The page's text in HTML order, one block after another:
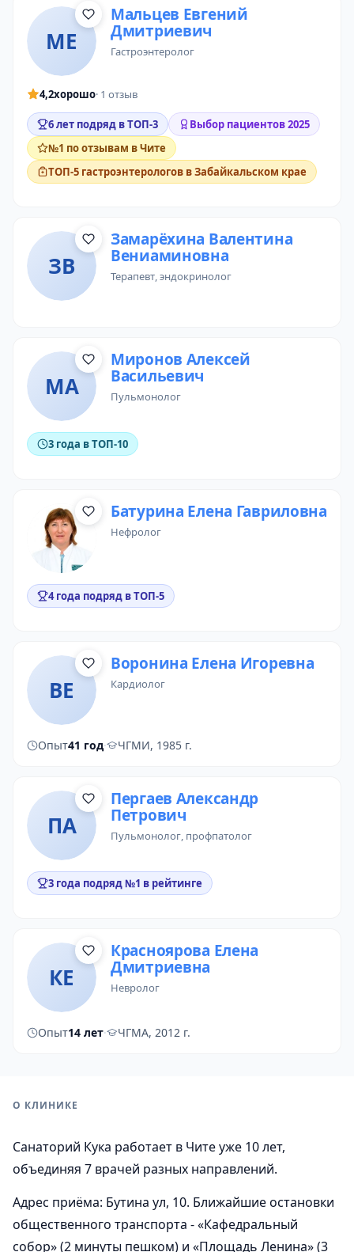
МЕ
Мальцев Евгений
Дмитриевич
гастроэнтеролог
4,2хорошо· 1 отзыв
6 лет подряд в ТОП-3
Выбор пациентов 2025
№1 по отзывам в Чите
ТОП-5 гастроэнтерологов в Забайкальском крае
ЗВ
Замарёхина Валентина
Вениаминовна
терапевт,эндокринолог
МА
Миронов Алексей
Васильевич
пульмонолог
3 года в ТОП-10
Батурина Елена Гавриловна
нефролог
4 года подряд в ТОП-5
ВЕ
Воронина Елена Игоревна
кардиолог
Опыт41 год· ЧГМИ, 1985 г.
ПА
Пергаев Александр
Петрович
пульмонолог, профпатолог
3 года подряд №1 в рейтинге
КЕ
Красноярова Елена
Дмитриевна
невролог
Опыт14 лет· ЧГМА, 2012 г.
О КЛИНИКЕ
Санаторий Кука работает в Чите уже 10 лет,
объединяя 7 врачей разных направлений.
Адрес приёма: Бутина ул, 10. Ближайшие остановки
общественного транспорта - «Кафедральный
собор» (2 минуты пешком) и «Площадь Ленина» (3